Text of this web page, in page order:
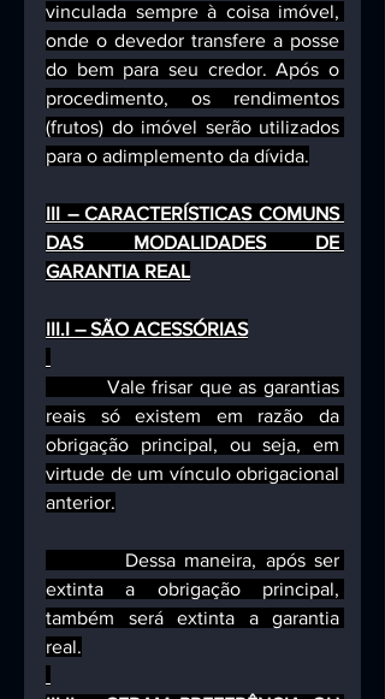
vinculada sempre à coisa imóvel,
onde o devedor transfere a posse
do bem para seu credor. Após o
procedimento, os rendimentos
(frutos) do imóvel serão utilizados
para o adimplemento da dívida.
III – CARACTERÍSTICAS COMUNS
DAS MODALIDADES DE
GARANTIA REAL
III.I – SÃO ACESSÓRIAS
reais só existem em razão da
obrigação principal, ou seja, em
virtude de um vínculo obrigacional
anterior.
extinta a obrigação principal,
também será extinta a garantia
real.